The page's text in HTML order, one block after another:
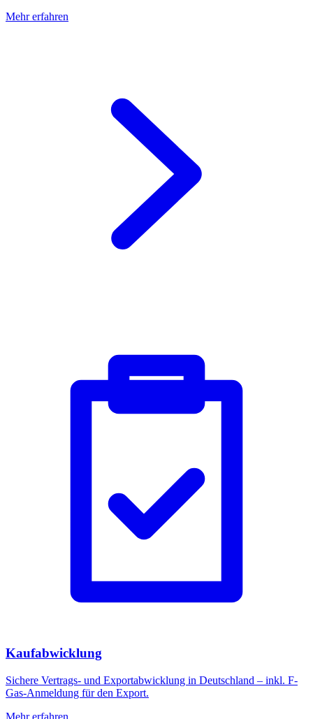
Mehr erfahren
Kaufabwicklung
Sichere Vertrags- und Exportabwicklung in Deutschland – inkl. F-
Gas-Anmeldung für den Export.
Mehr erfahren